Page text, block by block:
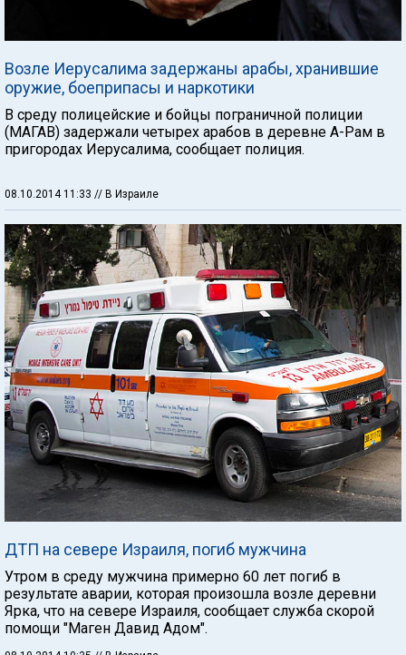
Возле Иерусалима задержаны арабы, хранившие
оружие, боеприпасы и наркотики
В среду полицейские и бойцы пограничной полиции
(МАГАВ) задержали четырех арабов в деревне А-Рам в
пригородах Иерусалима, сообщает полиция.
08.10.2014 11:33 // В Израиле
ДТП на севере Израиля, погиб мужчина
Утром в среду мужчина примерно 60 лет погиб в
результате аварии, которая произошла возле деревни
Ярка, что на севере Израиля, сообщает служба скорой
помощи "Маген Давид Адом".